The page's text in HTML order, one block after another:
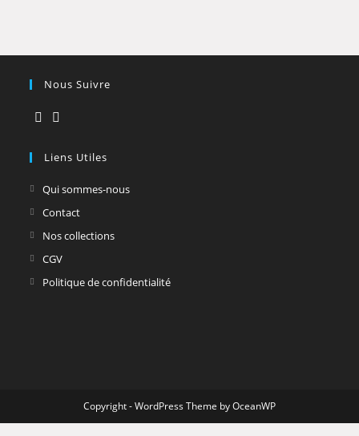
Nous Suivre
Liens Utiles
Qui sommes-nous
Contact
Nos collections
CGV
Politique de confidentialité
Copyright - WordPress Theme by OceanWP